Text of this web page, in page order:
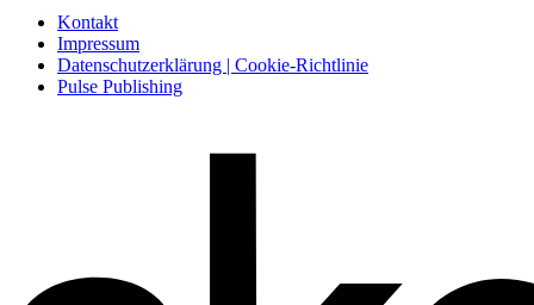
Kontakt
Impressum
Datenschutzerklärung | Cookie-Richtlinie
Pulse Publishing